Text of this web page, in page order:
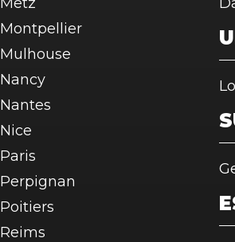
Montpellier
Mulhouse
Nancy
Nantes
Nice
Paris
Perpignan
Poitiers
Reims